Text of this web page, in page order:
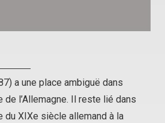
a une place ambiguë dans
de l’Allemagne. Il reste lié dans
du XIXe siècle allemand à la